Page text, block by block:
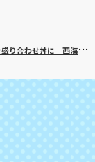
市「ＮＩＣＯＮ鮮魚店」〈満腹記者⑳〉